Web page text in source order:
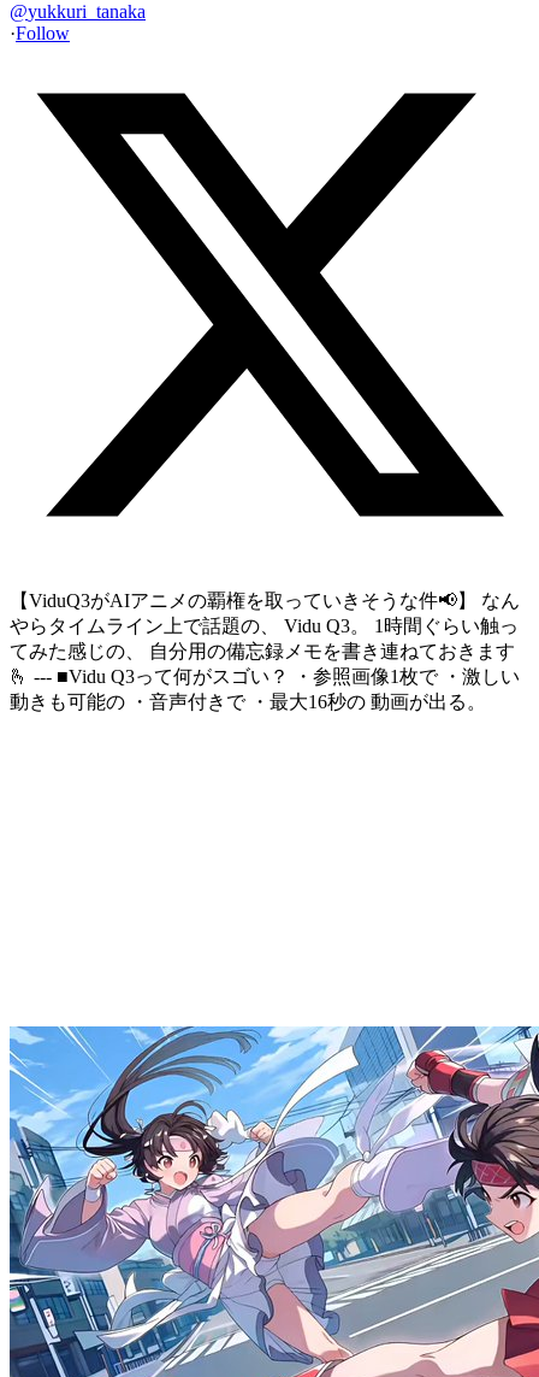
@yukkuri_tanaka
·Follow
【ViduQ3がAIアニメの覇権を取っていきそうな件📢】 なん
やらタイムライン上で話題の、 Vidu Q3。 1時間ぐらい触っ
てみた感じの、 自分用の備忘録メモを書き連ねておきます
🫰 --- ■Vidu Q3って何がスゴい？ ・参照画像1枚で ・激しい
動きも可能の ・音声付きで ・最大16秒の 動画が出る。